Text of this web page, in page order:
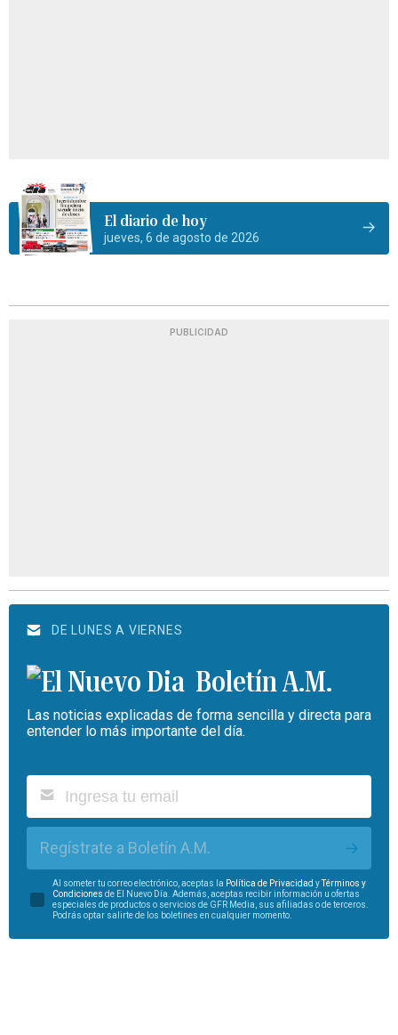
El diario de hoy
jueves, 6 de agosto de 2026
PUBLICIDAD
DE LUNES A VIERNES
Boletín A.M.
Las noticias explicadas de forma sencilla y directa para
entender lo más importante del día.
Regístrate a Boletín A.M.
Al someter tu correo electrónico, aceptas la Política de Privacidad y
Términos y
Condiciones de El Nuevo Día. Además, aceptas recibir información u ofertas
especiales de productos o servicios de GFR Media, sus afiliadas o de terceros.
Podrás optar salirte de los boletines en cualquier momento.